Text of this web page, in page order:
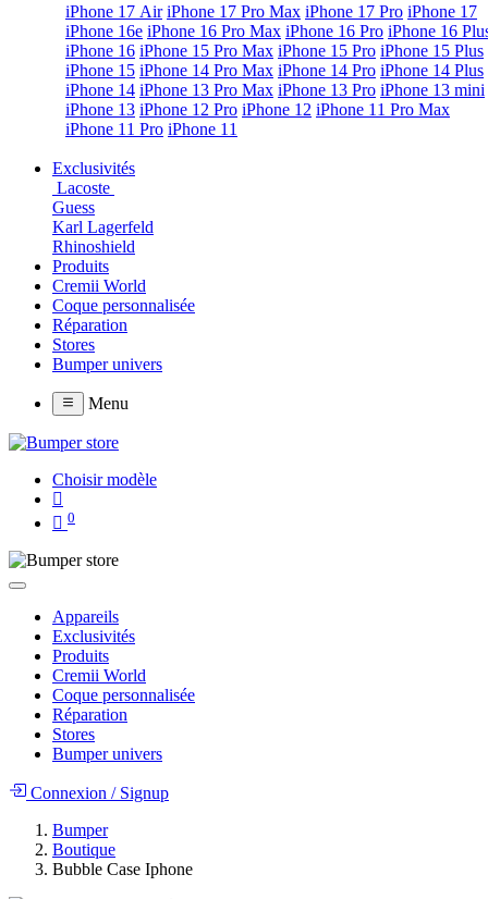
iPhone 17 Air iPhone 17 Pro Max iPhone 17 Pro iPhone 17
iPhone 16e iPhone 16 Pro Max iPhone 16 Pro iPhone 16
iPhone 16 iPhone 15 Pro Max iPhone 15 Pro iPhone 15 Plus
iPhone 15 iPhone 14 Pro Max iPhone 14 Pro iPhone 14 Plus
iPhone 14 iPhone 13 Pro Max iPhone 13 Pro iPhone 13 mini
iPhone 13 iPhone 12 Pro iPhone 12 iPhone 11 Pro Max
iPhone 11 Pro iPhone 11
Exclusivités
Lacoste
Guess
Karl Lagerfeld
Rhinoshield
Produits
Cremii World
Coque personnalisée
Réparation
Stores
Bumper univers
Menu
Choisir modèle
0
Appareils
Exclusivités
Produits
Cremii World
Coque personnalisée
Réparation
Stores
Bumper univers
Connexion /Signup
Bumper
Boutique
Bubble Case Iphone